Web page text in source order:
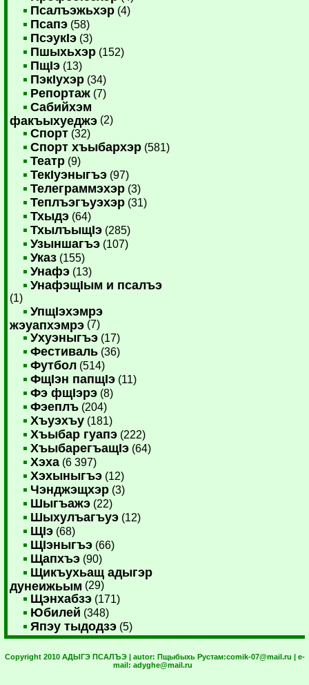
Псалъэжьхэр (4)
Псапэ (58)
ПсэукIэ (3)
Пшыхьхэр (152)
ПщIэ (13)
ПэкIухэр (34)
Репортаж (7)
Сабийхэм
факъыхуеджэ (2)
Спорт (32)
Спорт хъыбархэр (581)
Театр (9)
ТекIуэныгъэ (97)
Телеграммэхэр (3)
Теплъэгъуэхэр (31)
Тхыдэ (64)
ТхылъыщIэ (285)
Узыншагъэ (107)
Указ (155)
Унафэ (13)
УнафэщIым и псалъэ
(1)
УпщIэхэмрэ
жэуапхэмрэ (7)
Ухуэныгъэ (17)
Фестиваль (36)
Футбол (514)
ФщIэн папщIэ (11)
Фэ фщIэрэ (8)
Фэеплъ (204)
Хъуэхъу (181)
Хъыбар гуапэ (222)
ХъыбарегъащIэ (64)
Хэха (6 397)
Хэхыныгъэ (12)
Чэнджэщхэр (3)
Шыгъажэ (22)
Шыхулъагъуэ (12)
ЩIэ (68)
ЩIэныгъэ (66)
Щапхъэ (90)
Щикъухьащ адыгэр
дунеижьым (29)
Щэнхабзэ (171)
Юбилей (348)
Япэу тыдодзэ (5)
Copyright 2010 АДЫГЭ ПСАЛЪЭ | autor: Пщыбыхь Рустам:comik-07@mail.ru | e-
mail: adyghe@mail.ru